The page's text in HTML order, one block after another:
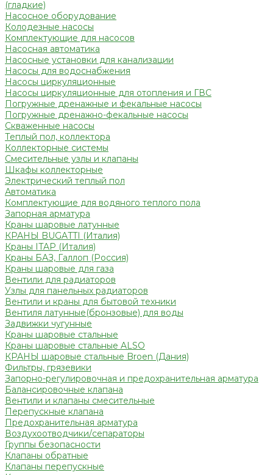
(гладкие)
Насосное оборудование
Колодезные насосы
Комплектующие для насосов
Насосная автоматика
Насосные установки для канализации
Насосы для водоснабжения
Насосы циркуляционные
Насосы циркуляционные для отопления и ГВС
Погружные дренажные и фекальные насосы
Погружные дренажно-фекальные насосы
Скваженные насосы
Теплый пол, коллектора
Коллекторные системы
Смесительные узлы и клапаны
Шкафы коллекторные
Электрический теплый пол
Автоматика
Комплектующие для водяного теплого пола
Запорная арматура
Краны шаровые латунные
КРАНЫ BUGATTI (Италия)
Краны ITAP (Италия)
Краны БАЗ, Галлоп (Россия)
Краны шаровые для газа
Вентили для радиаторов
Узлы для панельных радиаторов
Вентили и краны для бытовой техники
Вентиля латунные(бронзовые) для воды
Задвижки чугунные
Краны шаровые стальные
Краны шаровые стальные ALSO
КРАНЫ шаровые стальные Broen (Дания)
Фильтры, грязевики
Запорно-регулировочная и предохранительная арматура
Балансировочные клапана
Вентили и клапаны смесительные
Перепускные клапана
Предохранительная арматура
Воздухоотводчики/сепараторы
Группы безопасности
Клапаны обратные
Клапаны перепускные